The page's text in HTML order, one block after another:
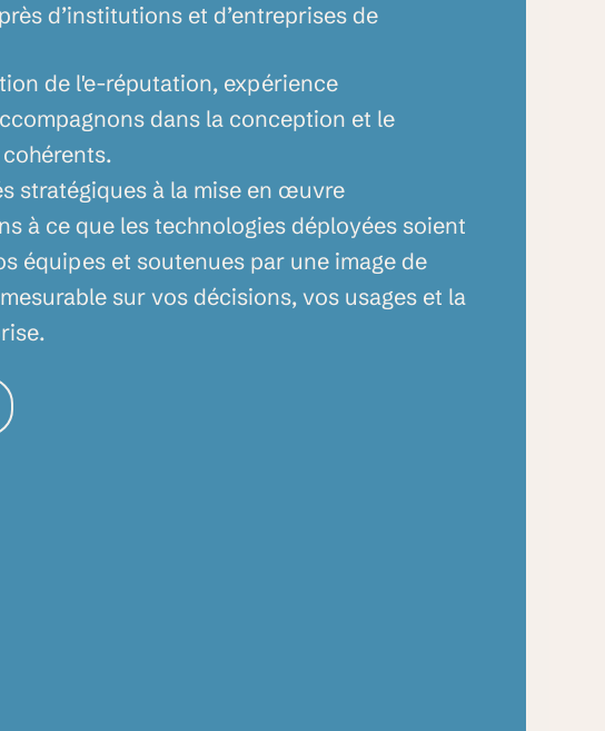
d’institutions et d’entreprises de
de l'e-réputation, expérience
dans la conception et le
cohérents.
stratégiques à la mise en œuvre
à ce que les technologies déployées soient
équipes et soutenues par une image de
mesurable sur vos décisions, vos usages et la